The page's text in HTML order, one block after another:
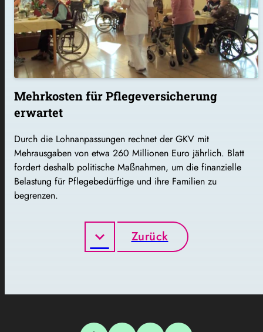
Mehrkosten für Pflegeversicherung
erwartet
Durch die Lohnanpassungen rechnet der GKV mit
Mehrausgaben von etwa 260 Millionen Euro jährlich. Blatt
fordert deshalb politische Maßnahmen, um die finanzielle
Belastung für Pflegebedürftige und ihre Familien zu
begrenzen.
Zurück